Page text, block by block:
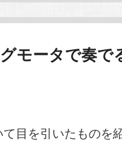
モータで奏で
目を引いたものを